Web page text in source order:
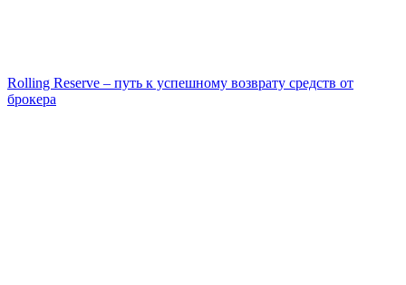
Rolling Reserve – путь к успешному возврату средств от
брокера